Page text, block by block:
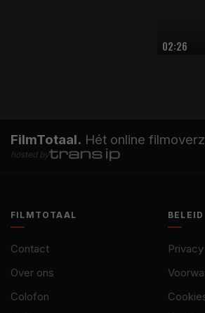
02:26
FilmTotaal. Hét online
hosted by
FILMTOTAAL
Contact
Over ons
Colofon
BELEID
Privacy